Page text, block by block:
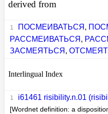
derived from
ПОСМЕИВАТЬСЯ ,
РАССМЕИВАТЬСЯ ,
ЗАСМЕЯТЬСЯ ,
Interlingual Index
i61461 risibility.n.01
[Wordnet definition: a